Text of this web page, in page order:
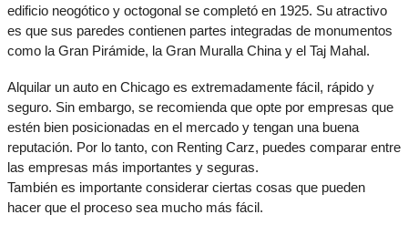
edificio neogótico y octogonal se completó en 1925. Su atractivo
es que sus paredes contienen partes integradas de monumentos
como la Gran Pirámide, la Gran Muralla China y el Taj Mahal.
Alquilar un auto en Chicago es extremadamente fácil, rápido y
seguro. Sin embargo, se recomienda que opte por empresas que
estén bien posicionadas en el mercado y tengan una buena
reputación. Por lo tanto, con Renting Carz, puedes comparar entre
las empresas más importantes y seguras.
También es importante considerar ciertas cosas que pueden
hacer que el proceso sea mucho más fácil.